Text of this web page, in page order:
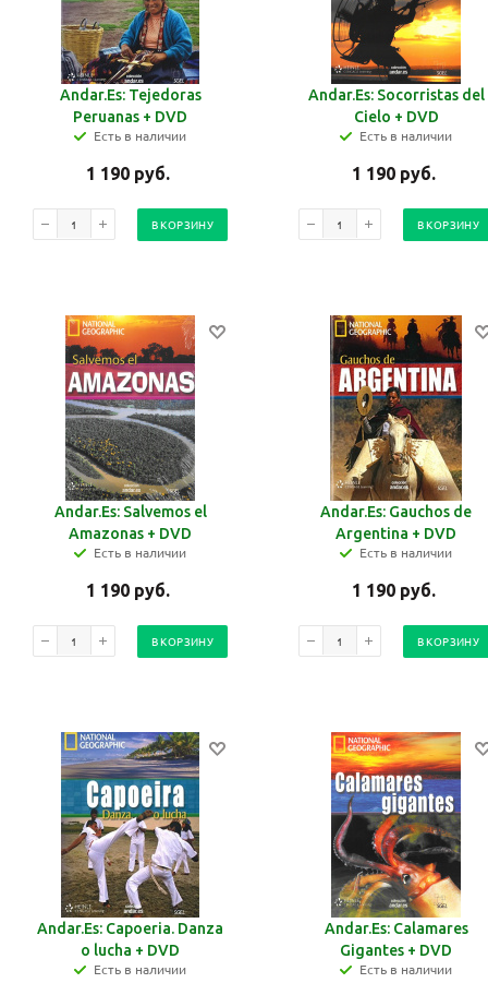
Andar.Es: Tejedoras
Peruanas + DVD
Есть в наличии
1 190 руб.
В КОРЗИНУ
Andar.Es: Socorristas del
Cielo + DVD
Есть в наличии
1 190 руб.
В КОРЗИНУ
Andar.Es: Salvemos el
Amazonas + DVD
Есть в наличии
1 190 руб.
В КОРЗИНУ
Andar.Es: Gauchos de
Argentina + DVD
Есть в наличии
1 190 руб.
В КОРЗИНУ
Andar.Es: Capoeria. Danza
o lucha + DVD
Есть в наличии
Andar.Es: Calamares
Gigantes + DVD
Есть в наличии